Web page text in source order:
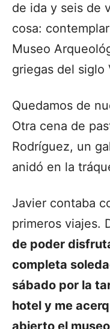
de ida y seis de
cosa:
Museo
griegas del siglo
Quedamos de
Otra cena de
Rodríguez, un
anidó en la
Javier contaba
primeros viajes.
de poder
completa
sábado por la
hotel y me
abierto el